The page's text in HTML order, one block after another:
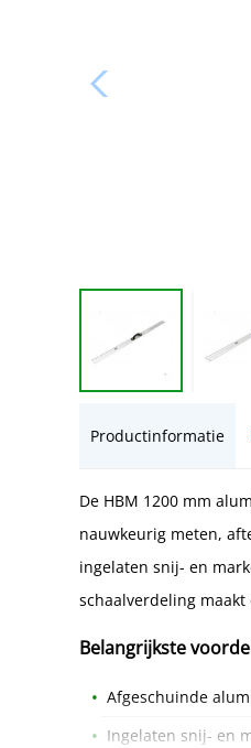
Productinformatie
De HBM 1200 mm
nauwkeurig meten,
ingelaten snij- en
schaalverdeling
Belangrijkste
Afgeschuinde
Ingelaten snij- en